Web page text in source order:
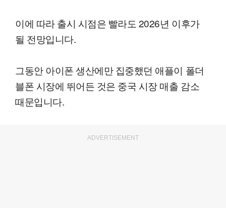
이에 따라 출시 시점은 빨라도 2026년 이후가
될 전망입니다.
그동안 아이폰 생산에만 집중했던 애플이 폴더
블폰 시장에 뛰어든 것은 중국 시장 매출 감소
때문입니다.
ADVERTISEMENT